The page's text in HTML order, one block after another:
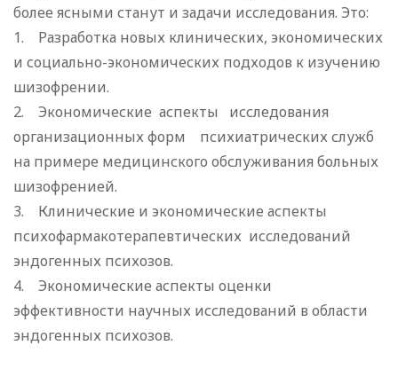
более ясными станут и задачи исследования. Это:
1. Разработка новых клинических, экономических
и социально-экономических подходов к изучению
шизофрении.
2. Экономические аспекты исследования
организационных форм психиатрических служб
на примере медицинского обслуживания больных
шизофренией.
3. Клинические и экономические аспекты
психофармакотерапевтических исследований
эндогенных психозов.
4. Экономические аспекты оценки
эффективности научных исследований в области
эндогенных психозов.